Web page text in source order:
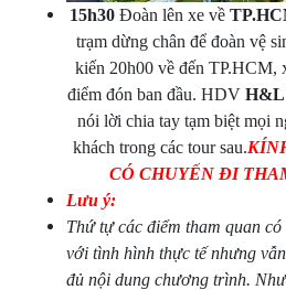
15h30Đoàn lên xe về
trạm dừng chân để đoàn vệ
kiến 20h00 về đến TP.HCM,
điểm đón ban đầu. HDV H&L
nói lời chia tay tạm biệt mọi
khách trong các tour sau.
CÓ CHUYẾN ĐI
Lưu ý:
Thứ tự các điểm tham quan
với tình hình thực tế nhưng
đủ nội dung chương trình.